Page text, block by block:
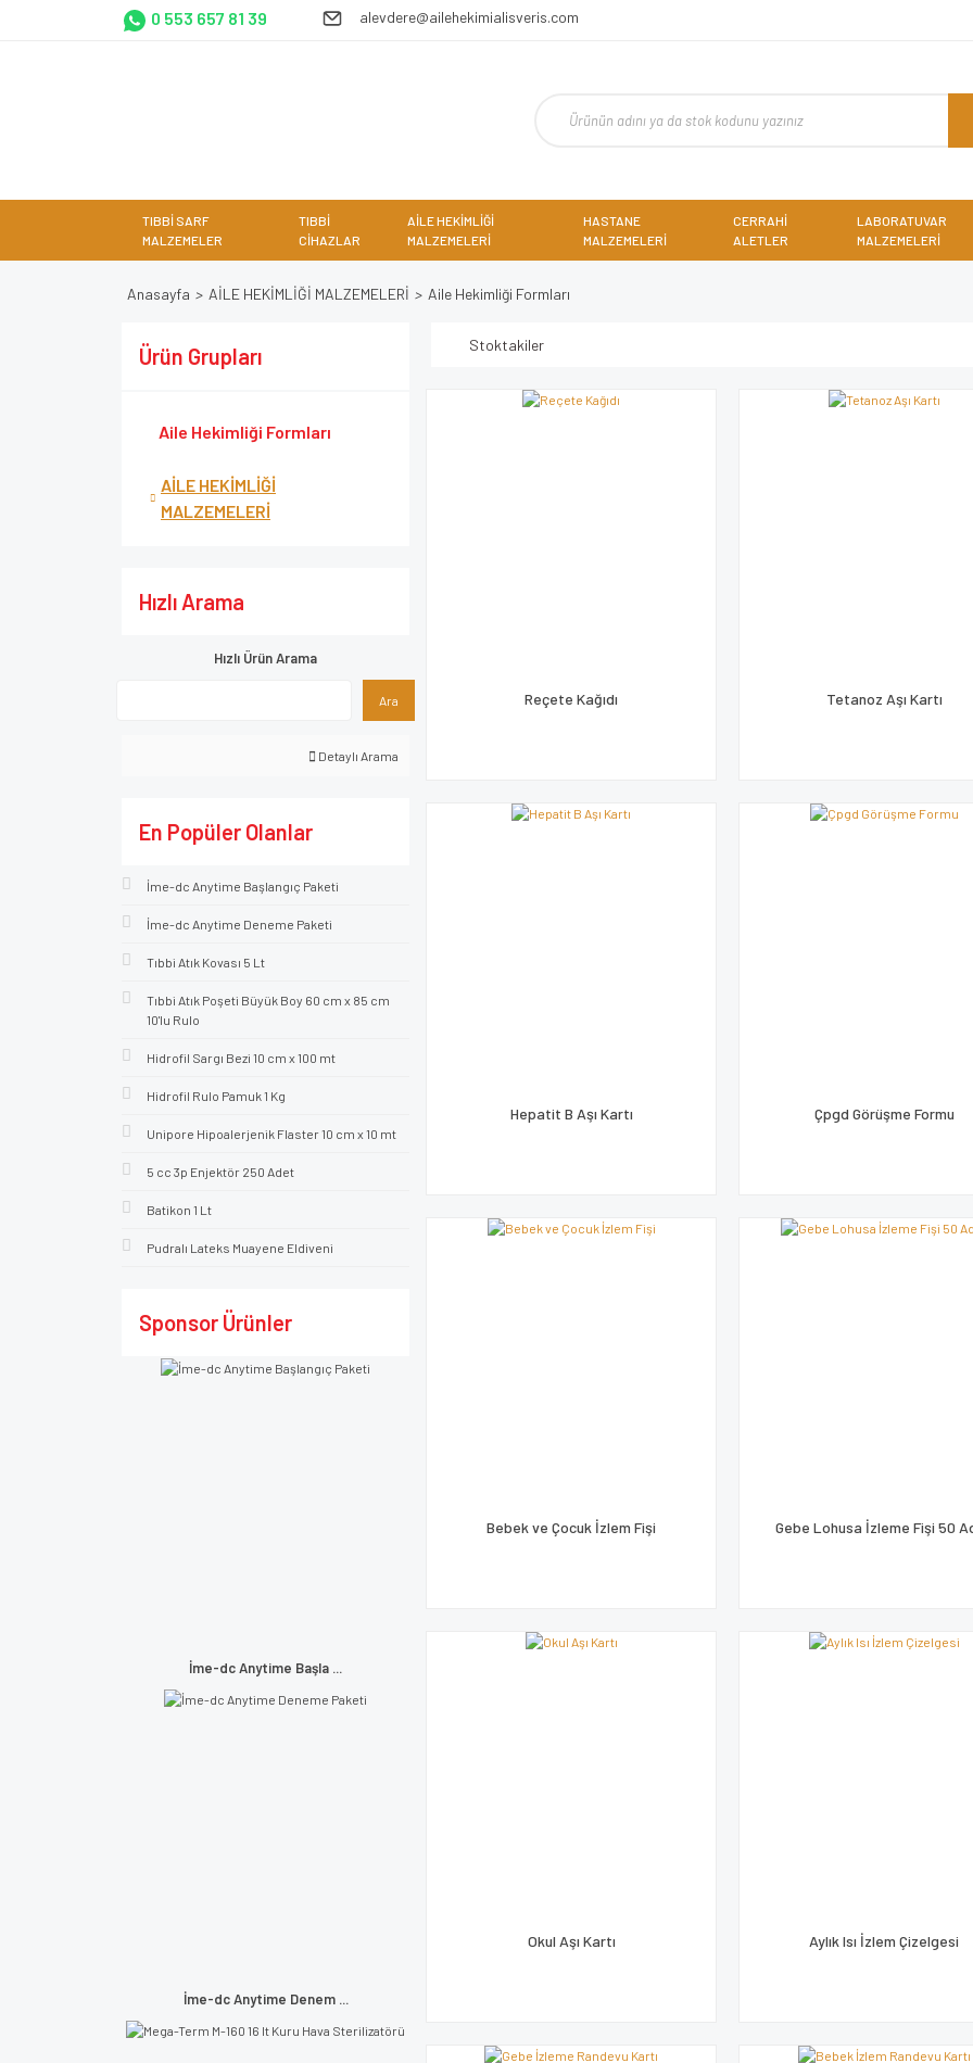
0 553 657 81 39 alevdere@ailehekimialisveris.com
TIBBİ SARF
MALZEMELER
TIBBİ
CİHAZLAR
AİLE HEKİMLİĞİ
MALZEMELERİ
HASTANE
MALZEMELERİ
CERRAHİ
ALETLER
LABORATUVAR
MALZEMELERİ
Anasayfa AİLE HEKİMLİĞİ MALZEMELERİ Aile Hekimliği Formları
Ürün Grupları
Aile Hekimliği Formları
AİLE HEKİMLİĞİ
MALZEMELERİ
Hızlı Arama
Hızlı Ürün Arama
Ara
Detaylı Arama
En Popüler Olanlar
İme-dc Anytime Başlangıç Paketi
İme-dc Anytime Deneme Paketi
Tıbbi Atık Kovası 5 Lt
Tıbbi Atık Poşeti Büyük Boy 60 cm x 85 cm
10'lu Rulo
Hidrofil Sargı Bezi 10 cm x 100 mt
Hidrofil Rulo Pamuk 1 Kg
Unipore Hipoalerjenik Flaster 10 cm x 10 mt
5 cc 3p Enjektör 250 Adet
Batikon 1 Lt
Pudralı Lateks Muayene Eldiveni
Sponsor Ürünler
İme-dc Anytime Başla ...
İme-dc Anytime Denem ...
Stoktakiler
Reçete Kağıdı Tetanoz Aşı Kartı
Hepatit B Aşı Kartı Çpgd Görüşme Formu
Bebek ve Çocuk İzlem Fişi Gebe Lohusa İzleme Fişi 50
Okul Aşı Kartı Aylık Isı İzlem Çizelgesi